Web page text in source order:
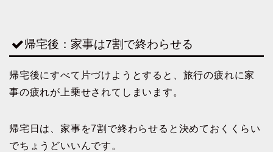
帰宅後：家事は7割で終わらせる
帰宅後にすべて片づけようとすると、旅行の疲れに家
事の疲れが上乗せされてしまいます。
帰宅日は、家事を7割で終わらせると決めておくくらい
でちょうどいいんです。